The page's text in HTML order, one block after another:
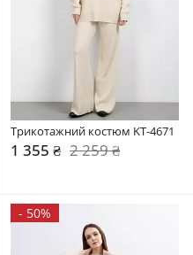
Трикотажний костюм KT-4671
1 355 ₴ 2 259 ₴
- 50%